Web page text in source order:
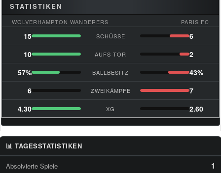
STATISTIKEN
WOLVERHAMPTON WANDERERS PARIS FC
15 SCHÜSSE
6
10
AUFS TOR
2
57%
BALLBESITZ
43%
6
ZWEIKÄMPFE
7
4.30
XG 2.60
📊 TAGESSTATISTIKEN
Absolvierte Spiele 1